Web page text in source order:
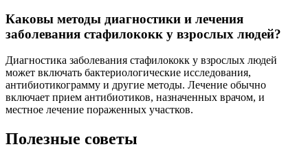
Каковы методы диагностики и лечения
заболевания стафилококк у взрослых людей?
Диагностика заболевания стафилококк у взрослых людей
может включать бактериологические исследования,
антибиотикограмму и другие методы. Лечение обычно
включает прием антибиотиков, назначенных врачом, и
местное лечение пораженных участков.
Полезные советы